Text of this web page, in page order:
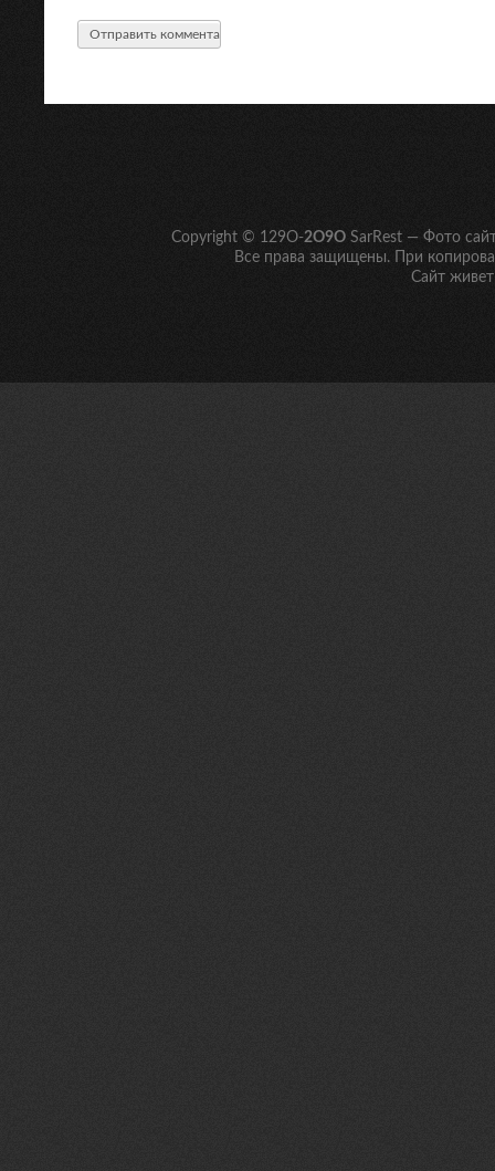
Copyright © 129O-2O9O SarRest — Фото
Все права защищены. При
Сайт живет